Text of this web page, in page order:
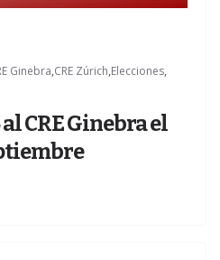
Ginebra,CRE Zúrich,Elecciones,
CRE Ginebra el